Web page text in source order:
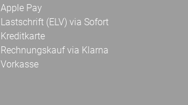
Apple Pay
Lastschrift (ELV) via Sofort
Kreditkarte
Rechnungskauf via Klarna
Vorkasse